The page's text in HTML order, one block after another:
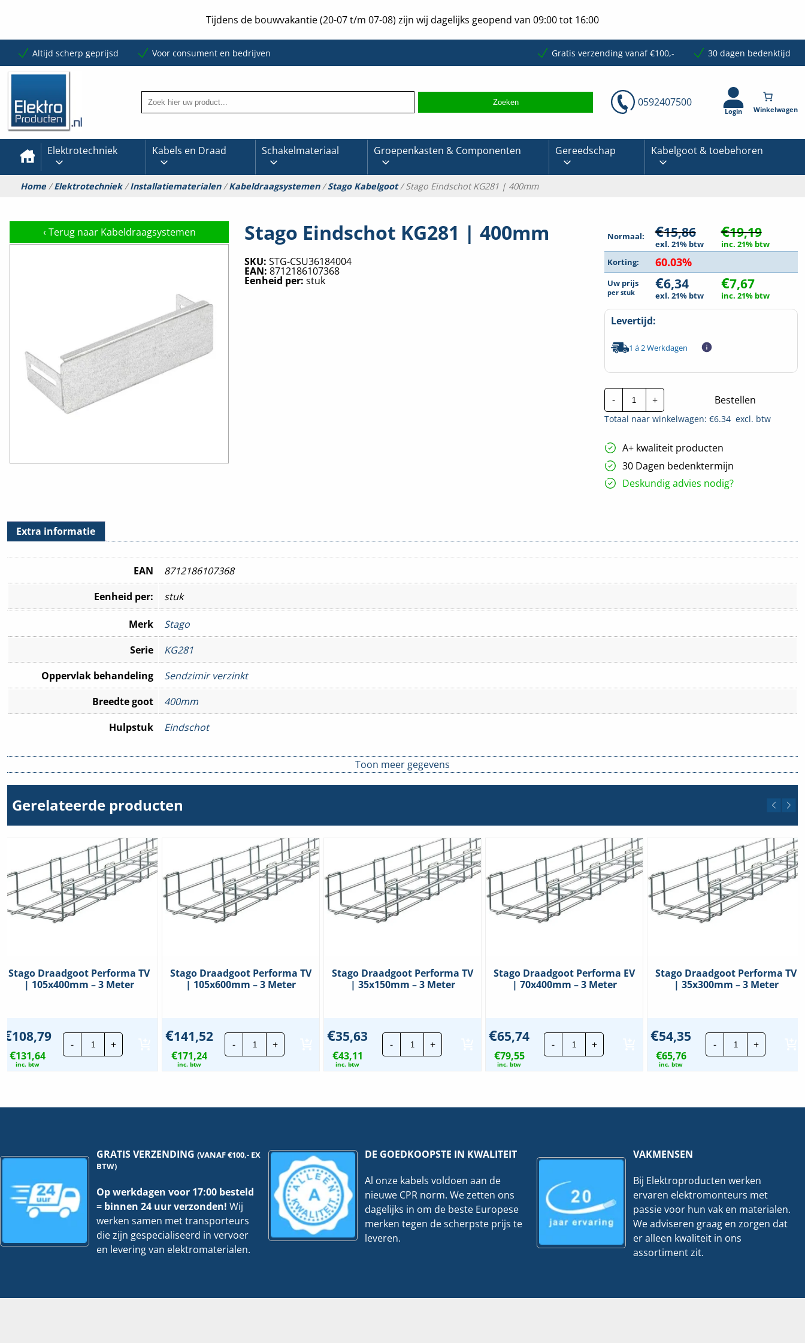
Tijdens de bouwvakantie (20-07 t/m 07-08) zijn wij dagelijks geopend van 09:00 tot 16:00
Altijd scherp geprijsd Voor consument en bedrijven Gratis verzending vanaf €100,- 30 dagen bedenktijd
0592407500
Login
Elektrotechniek Kabels en Draad Schakelmateriaal Groepenkasten & Componenten Gereedschap Kabelgoot & toebehoren
Home/Elektrotechniek/Installatiematerialen/Kabeldraagsystemen/Stago Kabelgoot/ Stago Eindschot KG281 | 400mm
‹ Terug naar Kabeldraagsystemen Stago Eindschot KG281 | 400mm
SKU: STG-CSU36184004
EAN: 8712186107368
Eenheid per: stuk
Normaal: €15,86
exl. 21% btw
€19,19
inc. 21% btw
Korting:
60.03%
Uw prijs
per stuk €6,34
exl. 21% btw
€7,67
inc. 21% btw
Levertijd:
1 á 2 Werkdagen
-
Stago
Eindschot
KG281
|
hoeveelheid
+ Bestellen
Totaal naar winkelwagen: €6.34excl. btw
A+ kwaliteit producten
30 Dagen bedenktermijn
Deskundig advies nodig?
Extra informatie
EAN
8712186107368
Eenheid per:
stuk
Merk
Stago
Serie
KG281
Oppervlak behandeling
Sendzimir verzinkt
Breedte goot
400mm
Hulpstuk
Eindschot
Toon meer gegevens
Gerelateerde producten
Stago Draadgoot Performa TV
| 105x400mm – 3 Meter
€108,79
€131,64
inc. btw
-
Stago
Draadgoot
Performa
+
Stago Draadgoot Performa TV
| 105x600mm – 3 Meter
€141,52
€171,24
inc. btw
-
Stago
Draadgoot
Performa
+
Stago Draadgoot Performa TV
| 35x150mm – 3 Meter
€35,63
€43,11
inc. btw
-
Stago
Draadgoot
Performa
+
Stago Draadgoot Performa EV
| 70x400mm – 3 Meter
€65,74
€79,55
inc. btw
-
Stago
Draadgoot
Performa
+
Stago Draadgoot Performa TV
| 35x300mm – 3 Meter
€54,35
€65,76
inc. btw
-
Stago
Draadgoot
Performa
+
GRATIS VERZENDING(VANAF €100,- EX
BTW)
Op werkdagen voor 17:00 besteld
= binnen 24 uur verzonden! Wij
werken samen met transporteurs
die zijn gespecialiseerd in vervoer
en levering van elektromaterialen.
DE GOEDKOOPSTE IN KWALITEIT
Al onze kabels voldoen aan de
nieuwe CPR norm. We zetten ons
dagelijks in om de beste Europese
merken tegen de scherpste prijs te
leveren.
VAKMENSEN
Bij Elektroproducten werken
ervaren elektromonteurs met
passie voor hun vak en materialen.
We adviseren graag en zorgen dat
er alleen kwaliteit in ons
assortiment zit.